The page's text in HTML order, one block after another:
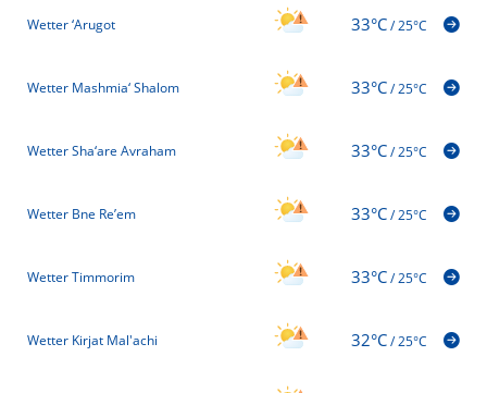
Wetter ‘Arugot 33°C/25°C
Wetter Mashmia‘ Shalom 33°C/25°C
Wetter Sha‘are Avraham 33°C/25°C
Wetter Bne Re’em 33°C/25°C
Wetter Timmorim 33°C/25°C
Wetter Kirjat Mal'achi 32°C/25°C